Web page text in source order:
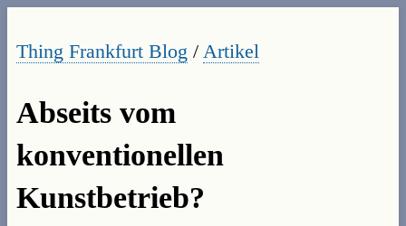
Thing Frankfurt Blog / Artikel
Abseits vom
konventionellen
Kunstbetrieb?